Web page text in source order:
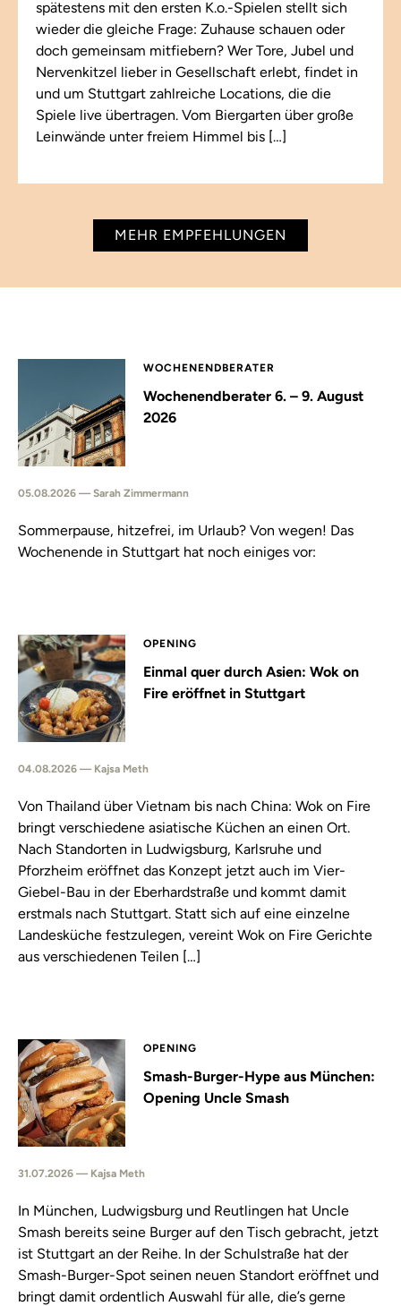
spätestens mit den ersten K.o.-Spielen stellt sich
wieder die gleiche Frage: Zuhause schauen oder
doch gemeinsam mitfiebern? Wer Tore, Jubel und
Nervenkitzel lieber in Gesellschaft erlebt, findet in
und um Stuttgart zahlreiche Locations, die die
Spiele live übertragen. Vom Biergarten über große
Leinwände unter freiem Himmel bis […]
MEHR EMPFEHLUNGEN
WOCHENENDBERATER
Wochenendberater 6. – 9. August
2026
05.08.2026 — Sarah Zimmermann
Sommerpause, hitzefrei, im Urlaub? Von wegen! Das
Wochenende in Stuttgart hat noch einiges vor:
OPENING
Einmal quer durch Asien: Wok on
Fire eröffnet in Stuttgart
04.08.2026 — Kajsa Meth
Von Thailand über Vietnam bis nach China: Wok on Fire
bringt verschiedene asiatische Küchen an einen Ort.
Nach Standorten in Ludwigsburg, Karlsruhe und
Pforzheim eröffnet das Konzept jetzt auch im Vier-
Giebel-Bau in der Eberhardstraße und kommt damit
erstmals nach Stuttgart. Statt sich auf eine einzelne
Landesküche festzulegen, vereint Wok on Fire Gerichte
aus verschiedenen Teilen […]
OPENING
Smash-Burger-Hype aus München:
Opening Uncle Smash
31.07.2026 — Kajsa Meth
In München, Ludwigsburg und Reutlingen hat Uncle
Smash bereits seine Burger auf den Tisch gebracht, jetzt
ist Stuttgart an der Reihe. In der Schulstraße hat der
Smash-Burger-Spot seinen neuen Standort eröffnet und
bringt damit ordentlich Auswahl für alle, die’s gerne